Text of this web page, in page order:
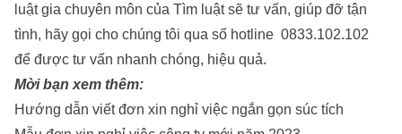
luật gia chuyên môn của Tìm luật sẽ tư vấn, giúp đỡ tận
tình, hãy gọi cho chúng tôi qua số hotline 0833.102.102
để được tư vấn nhanh chóng, hiệu quả.
Mời bạn xem thêm:
Hướng dẫn viết đơn xin nghỉ việc ngắn gọn súc tích